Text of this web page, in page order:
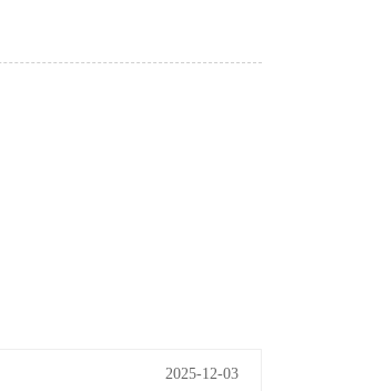
2025-12-03